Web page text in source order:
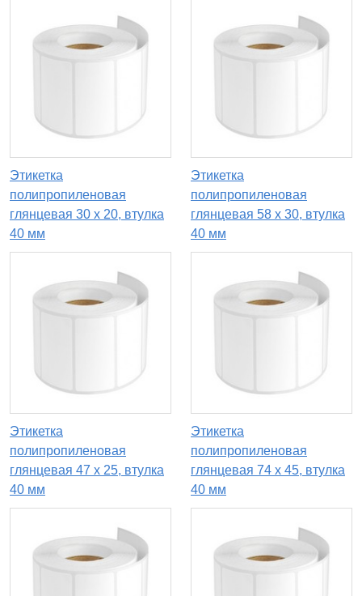
Этикетка
полипропиленовая
глянцевая 30 x 20, втулка
40 мм
Этикетка
полипропиленовая
глянцевая 58 x 30, втулка
40 мм
Этикетка
полипропиленовая
глянцевая 47 x 25, втулка
40 мм
Этикетка
полипропиленовая
глянцевая 74 x 45, втулка
40 мм